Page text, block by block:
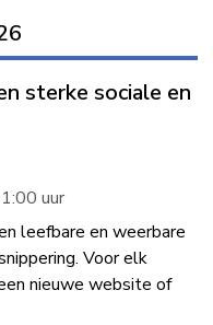
sterke sociale en
uur
leefbare en weerbare
Voor elk
nieuwe website of